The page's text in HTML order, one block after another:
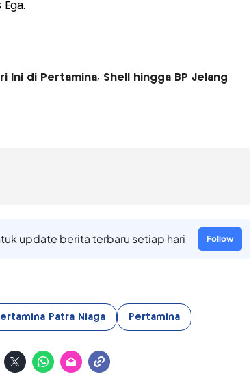
Ini di Pertamina, Shell hingga BP Jelang
update berita terbaru setiap hari Follow
Patra Niaga Pertamina